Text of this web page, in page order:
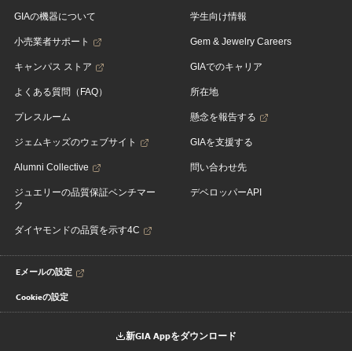
GIAの機器について
小売業者サポート
キャンパス ストア
よくある質問（FAQ）
プレスルーム
ジェムキッズのウェブサイト
Alumni Collective
ジュエリーの品質保証ベンチマー
ク
ダイヤモンドの品質を示す4C
学生向け情報
Gem & Jewelry Careers
GIAでのキャリア
所在地
懸念を報告する
GIAを支援する
問い合わせ先
デベロッパーAPI
Eメールの設定
Cookieの設定
新GIA Appをダウンロード